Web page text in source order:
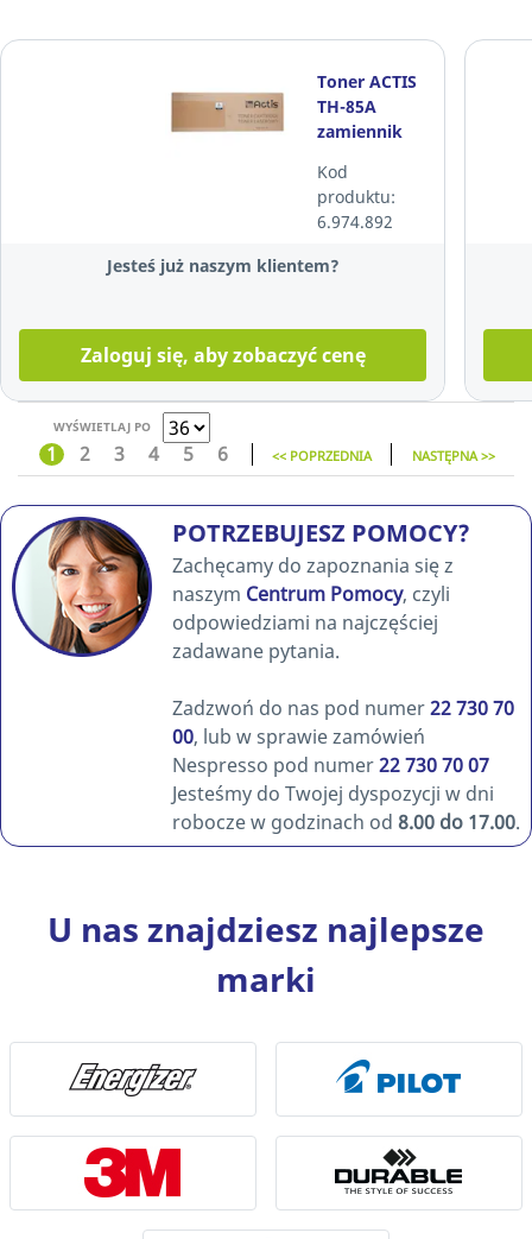
Toner ACTIS
TH-85A
zamiennik
CE285A
czarny
Kod
produktu:
6.974.892
Jesteś już naszym klientem?
Zaloguj się, aby zobaczyć cenę
WYŚWIETLAJ PO
1 2 3 4 5 6 << POPRZEDNIA NASTĘPNA >>
POTRZEBUJESZ POMOCY?
Zachęcamy do zapoznania się z
naszym Centrum Pomocy, czyli
odpowiedziami na najczęściej
zadawane pytania.
Zadzwoń do nas pod numer22 730 70
00, lub w sprawie zamówień
Nespresso pod numer22 730 70 07
Jesteśmy do Twojej dyspozycji w dni
robocze w godzinach od 8.00 do 17.00.
U nas znajdziesz najlepsze
marki